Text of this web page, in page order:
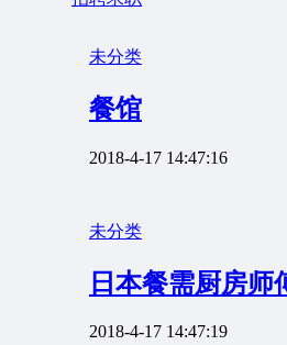
未分类
餐馆
2018-4-17 14:47:16
未分类
日本餐需厨房师
2018-4-17 14:47:19